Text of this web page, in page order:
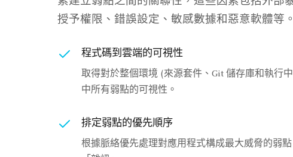
授予權限、錯誤設定、敏感數據和惡意軟體等。
程式碼到雲端的可視性
取得對於整個環境 (來源套件、Git 儲存庫和執行
中所有弱點的可視性。
排定弱點的優先順序
根據脈絡優先處理對應用程式構成最大威脅的弱